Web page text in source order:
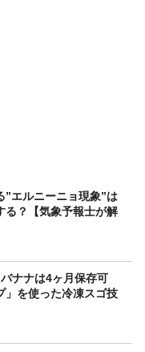
”エルニーニョ現象”は
る？【気象予報士が解
ナナは4ヶ月保存可
」を使った冷凍スゴ技